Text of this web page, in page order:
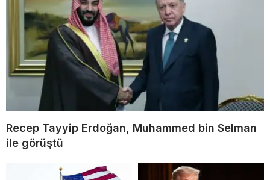
Recep Tayyip Erdoğan, Muhammed bin Selman
ile görüştü